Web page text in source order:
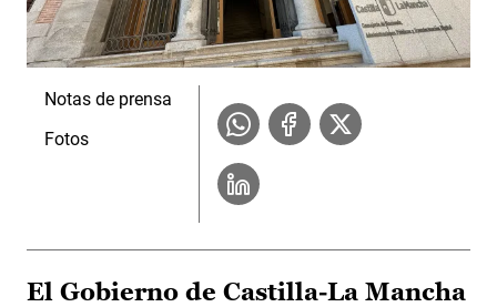
Notas de prensa
Fotos
El Gobierno de Castilla-La Mancha